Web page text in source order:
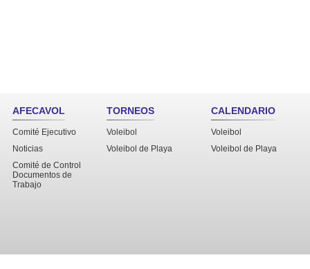
AFECAVOL
Comité Ejecutivo
Noticias
Comité de Control
Documentos de
Trabajo
TORNEOS
Voleibol
Voleibol de Playa
CALENDARIO
Voleibol
Voleibol de Playa